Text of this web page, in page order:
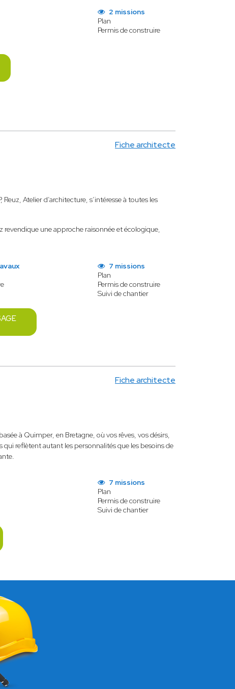
2 missions
Plan
Permis de construire
Fiche architecte
Atelier d’architecture, s’intéresse à toutes les
une approche raisonnée et écologique,
7 missions
Plan
Permis de construire
Suivi de chantier
Fiche architecte
à Quimper, en Bretagne, où vos rêves, vos désirs,
reflètent autant les personnalités que les besoins de
7 missions
Plan
Permis de construire
Suivi de chantier